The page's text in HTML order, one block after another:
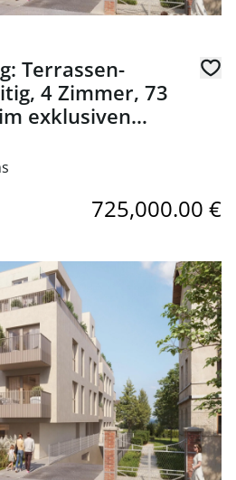
Terrassen-
4 Zimmer, 73
exklusiven
725,000.00 €
Wilhelminenberg - Großzügige